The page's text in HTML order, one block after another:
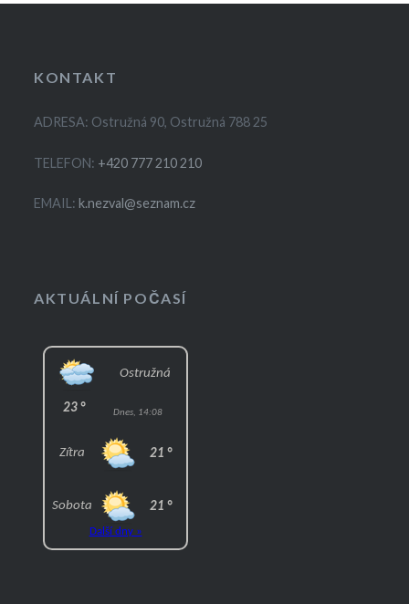
KONTAKT
ADRESA: Ostružná 90, Ostružná 788 25
TELEFON: +420 777 210 210
EMAIL:k.nezval@seznam.cz
AKTUÁLNÍ POČASÍ